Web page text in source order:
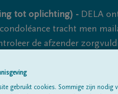
tot oplichting) - DELA
tracht men
de afzender
volledig uit te sluiten,
gebruikt cookies. Sommige zijn nodig